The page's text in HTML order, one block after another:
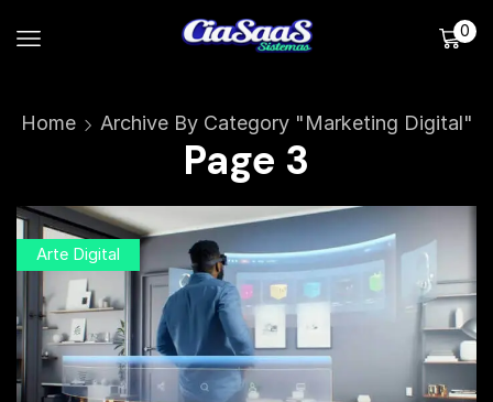
0
Home Archive By Category "Marketing Digital"
Page 3
Arte Digital